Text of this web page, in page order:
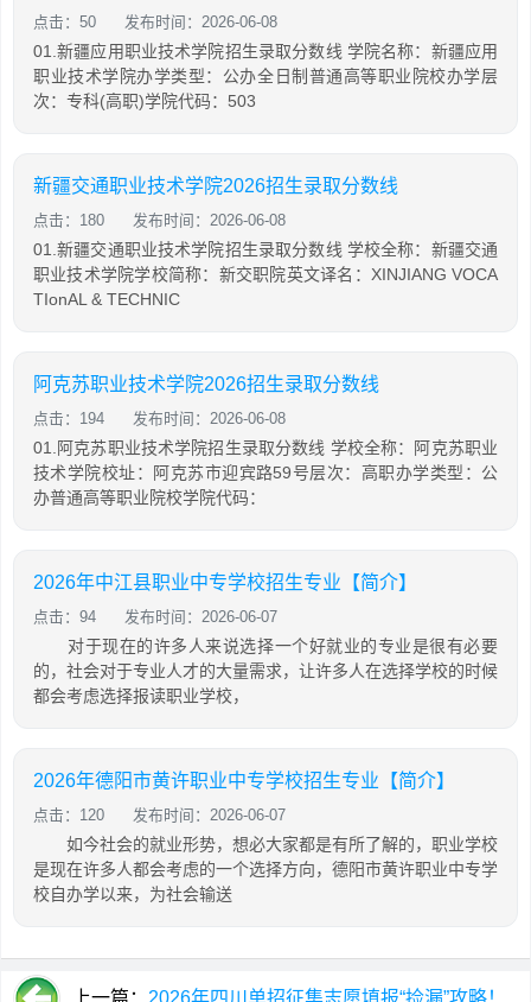
点击：50 发布时间：2026-06-08
01.新疆应用职业技术学院招生录取分数线 学院名称：新疆应用
职业技术学院办学类型：公办全日制普通高等职业院校办学层
次：专科(高职)学院代码：503
新疆交通职业技术学院2026招生录取分数线
点击：180 发布时间：2026-06-08
01.新疆交通职业技术学院招生录取分数线 学校全称：新疆交通
职业技术学院学校简称：新交职院英文译名：XINJIANG VOCA
TIonAL & TECHNIC
阿克苏职业技术学院2026招生录取分数线
点击：194 发布时间：2026-06-08
01.阿克苏职业技术学院招生录取分数线 学校全称：阿克苏职业
技术学院校址：阿克苏市迎宾路59号层次：高职办学类型：公
办普通高等职业院校学院代码：
2026年中江县职业中专学校招生专业【简介】
点击：94 发布时间：2026-06-07
对于现在的许多人来说选择一个好就业的专业是很有必要
的，社会对于专业人才的大量需求，让许多人在选择学校的时候
都会考虑选择报读职业学校，
2026年德阳市黄许职业中专学校招生专业【简介】
点击：120 发布时间：2026-06-07
如今社会的就业形势，想必大家都是有所了解的，职业学校
是现在许多人都会考虑的一个选择方向，德阳市黄许职业中专学
校自办学以来，为社会输送
上一篇： 2026年四川单招征集志愿填报“捡漏”攻略！